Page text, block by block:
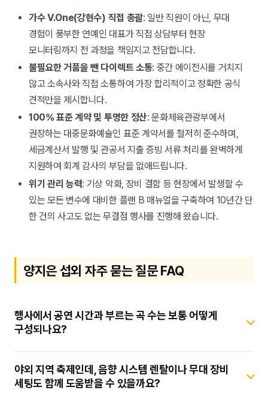
가수 V.One(강현수) 직접 총괄: 일반 직원이 아닌, 무대
경험이 풍부한 연예인 대표가 직접 상담부터 현장
모니터링까지 전 과정을 책임지고 전담합니다.
불필요한 거품을 뺀 다이렉트 소통: 중간 에이전시를 거치지
않고 소속사와 직접 소통하여 가장 합리적이고 정확한 공식
견적만을 제시합니다.
100% 표준 계약 및 투명한 정산: 문화체육관광부에서
권장하는 대중문화예술인 표준 계약서를 철저히 준수하며,
세금계산서 발행 및 관공서 지출 증빙 서류 처리를 완벽하게
지원하여 회계 감사의 부담을 없애드립니다.
위기 관리 능력: 기상 악화, 장비 결함 등 현장에서 발생할 수
있는 모든 변수에 대비한 플랜 B 매뉴얼을 구축하여 10년간 단
한 건의 사고도 없는 무결점 행사를 진행해 왔습니다.
양지은 섭외 자주 묻는 질문 FAQ
행사에서 공연 시간과 부르는 곡 수는 보통 어떻게
구성되나요?
양지은 섭외 시 일반적인 무대 공연 시간은 약 20분에서 30분
사이로 진행됩니다. 곡 수는 앵콜곡을 포함하여 평균 4곡에서 5곡
정도를 소화하며, 주최 측의 행사 식순과 성격에 맞추어 히트곡과
야외 지역 축제인데, 음향 시스템 렌탈이나 무대 장비
세팅도 함께 도움받을 수 있을까요?